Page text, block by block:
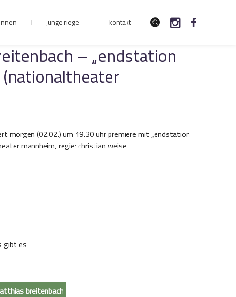
junge riege kontakt
– „endstation
morgen (02.02.) um 19:30 uhr premiere mit „endstation
mannheim, regie: christian weise.
gibt es
breitenbach